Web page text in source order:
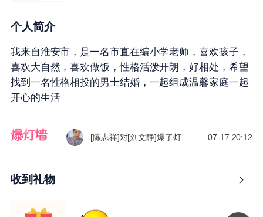
个人简介
我来自淮安市，是一名市直在编小学老师，喜欢孩子，
喜欢大自然，喜欢做饭，性格活泼开朗，好相处，希望
找到一名性格相投的男士结婚，一起组成温馨家庭一起
开心的生活
[陈志祥]对[刘文静]爆了灯 07-17 20:12
收到礼物